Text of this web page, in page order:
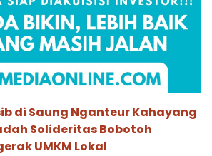
di Saung Nganteur Kahayang
Solideritas Bobotoh
UMKM Lokal